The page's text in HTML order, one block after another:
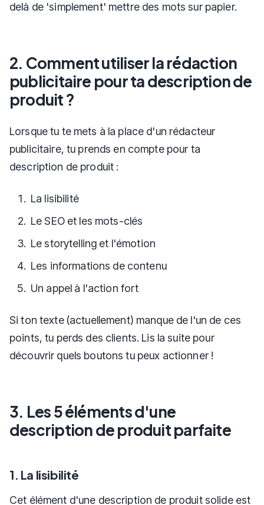
delà de 'simplement' mettre des mots sur papier.
2. Comment utiliser la rédaction
publicitaire pour ta description de
produit ?
Lorsque tu te mets à la place d'un rédacteur
publicitaire, tu prends en compte pour ta
description de produit :
La lisibilité
Le SEO et les mots-clés
Le storytelling et l'émotion
Les informations de contenu
Un appel à l'action fort
Si ton texte (actuellement) manque de l'un de ces
points, tu perds des clients. Lis la suite pour
découvrir quels boutons tu peux actionner !
3. Les 5 éléments d'une
description de produit parfaite
1. La lisibilité
Cet élément d'une description de produit solide est